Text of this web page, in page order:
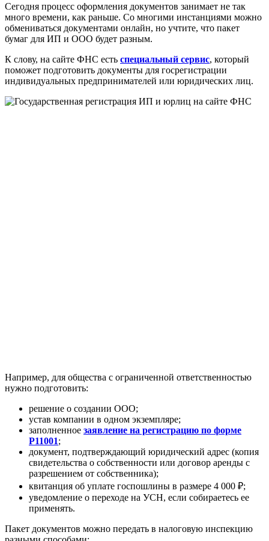
Сегодня процесс оформления документов занимает не так
много времени, как раньше. Со многими инстанциями можно
обмениваться документами онлайн, но учтите, что пакет
бумаг для ИП и ООО будет разным.
К слову, на сайте ФНС есть специальный сервис, который
поможет подготовить документы для госрегистрации
индивидуальных предпринимателей или юридических лиц.
Например, для общества с ограниченной ответственностью
нужно подготовить:
решение о создании ООО;
устав компании в одном экземпляре;
заполненное заявление на регистрацию по форме
Р11001;
документ, подтверждающий юридический адрес (копия
свидетельства о собственности или договор аренды с
разрешением от собственника);
квитанция об уплате госпошлины в размере 4 000 ₽;
уведомление о переходе на УСН, если собираетесь ее
применять.
Пакет документов можно передать в налоговую инспекцию